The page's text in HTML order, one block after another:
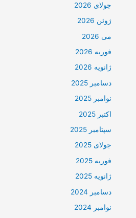
جولای 2026
ژوئن 2026
می 2026
فوریه 2026
ژانویه 2026
دسامبر 2025
نوامبر 2025
اکتبر 2025
سپتامبر 2025
جولای 2025
فوریه 2025
ژانویه 2025
دسامبر 2024
نوامبر 2024